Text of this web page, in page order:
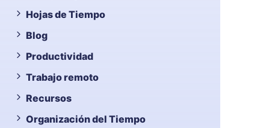
Hojas de Tiempo
Blog
Productividad
Trabajo remoto
Recursos
Organización del Tiempo